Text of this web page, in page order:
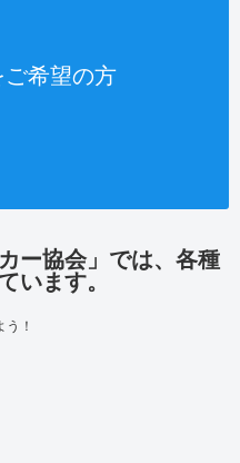
希望の方
ー協会」では、各種
います。
！